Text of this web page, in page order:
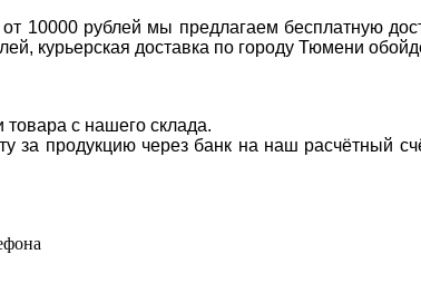
10000 рублей мы предлагаем бесплатную
курьерская доставка по городу Тюмени
товара с нашего склада.
за продукцию через банк на наш расчётный